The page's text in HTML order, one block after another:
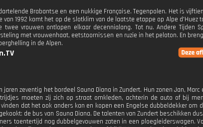
Brabantse en een nukkige Française. Tegenpolen. Het is
van 1992 komt het op de slotklim van de laatste etappe op Alpe d'Huez
vrouwen ontlopen elkaar decennialang. Tot nu. Andere Tijden
met vrouwenhaat, eetstoornissen en ruzie in het peloton. En
in de Alpen.
zeventig het bordeel Sauna Diana in Zundert. Hun zonen Jan, Marc
moeten zij zich op straat omkleden, achterin de auto of bij
dat het ook anders kan en kopen een Engelse dubbeldekker om
de bus van Sauna Diana. De talenten van Zundert beschikken
toentertijd nog dubbelgevouwen zaten in een ploegleiderswagen.